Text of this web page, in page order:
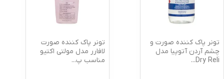
تونر پاک کننده صورت و
چشم آردن آتوپیا مدل
Dry Reli
...
تونر پاک کننده صورت
لافارر مدل مولتی اکتیو
مناسب پ...